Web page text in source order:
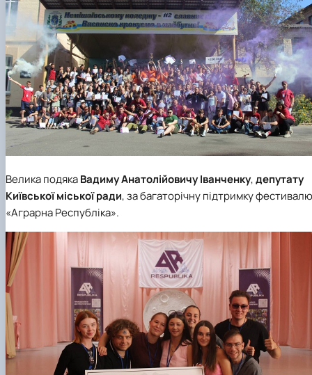
Велика подякаВадиму Анатолійовичу Іванченку,депутату
Київської міської ради, за багаторічну підтримку фестивалю
«Аграрна Республіка».